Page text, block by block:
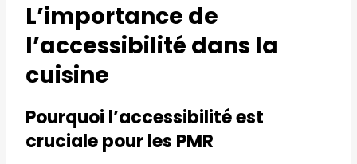
L’importance de
l’accessibilité dans la
cuisine
Pourquoi l’accessibilité est
cruciale pour les PMR